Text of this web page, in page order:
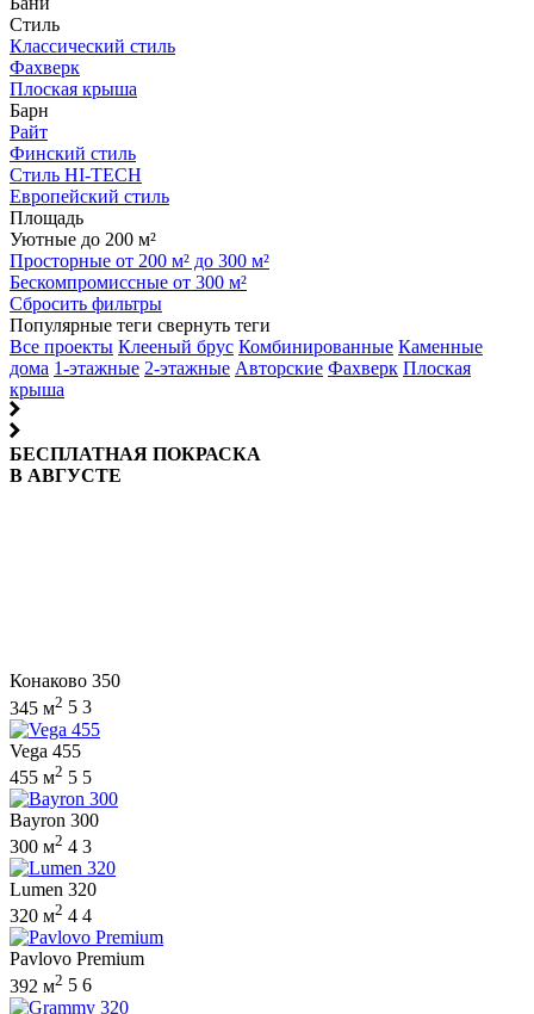
Стиль
Классический стиль
Фахверк
Плоская крыша
Барн
Райт
Финский стиль
Стиль HI-TECH
Европейский стиль
Площадь
Уютные до 200 м²
Просторные от 200 м² до 300 м²
Бескомпромиссные от 300 м²
Сбросить фильтры
Популярные теги свернуть теги
Все проекты Клееный брус Комбинированные Каменные
дома 1-этажные 2-этажные Авторские Фахверк Плоская
крыша
БЕСПЛАТНАЯ ПОКРАСКА
В АВГУСТЕ
Конаково 350
345 м2 5 3
Vega 455
455 м2 5 5
Bayron 300
300 м2 4 3
Lumen 320
320 м2 4 4
Pavlovo Premium
392 м2 5 6